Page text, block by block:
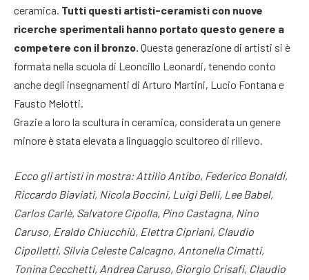
ceramica. Tutti questi artisti-ceramisti con nuove
ricerche sperimentali hanno portato questo genere a
competere con il bronzo. Questa generazione di artisti si è
formata nella scuola di Leoncillo Leonardi, tenendo conto
anche degli insegnamenti di Arturo Martini, Lucio Fontana e
Fausto Melotti.
Grazie a loro la scultura in ceramica, considerata un genere
minore è stata elevata a linguaggio scultoreo di rilievo.
Ecco gli artisti in mostra: Attilio Antibo, Federico Bonaldi,
Riccardo Biaviati, Nicola Boccini, Luigi Belli, Lee Babel,
Carlos Carlè, Salvatore Cipolla, Pino Castagna, Nino
Caruso, Eraldo Chiucchiù, Elettra Cipriani, Claudio
Cipolletti, Silvia Celeste Calcagno, Antonella Cimatti,
Tonina Cecchetti, Andrea Caruso, Giorgio Crisafi, Claudio